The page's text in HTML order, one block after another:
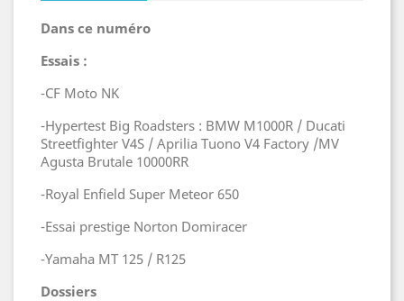
Dans ce numéro
Essais :
-CF Moto NK
-Hypertest Big Roadsters : BMW M1000R / Ducati
Streetfighter V4S / Aprilia Tuono V4 Factory /MV
Agusta Brutale 10000RR
-Royal Enfield Super Meteor 650
-Essai prestige Norton Domiracer
-Yamaha MT 125 / R125
Dossiers